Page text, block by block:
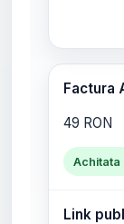
Factura
49 RON
Achitata
Link